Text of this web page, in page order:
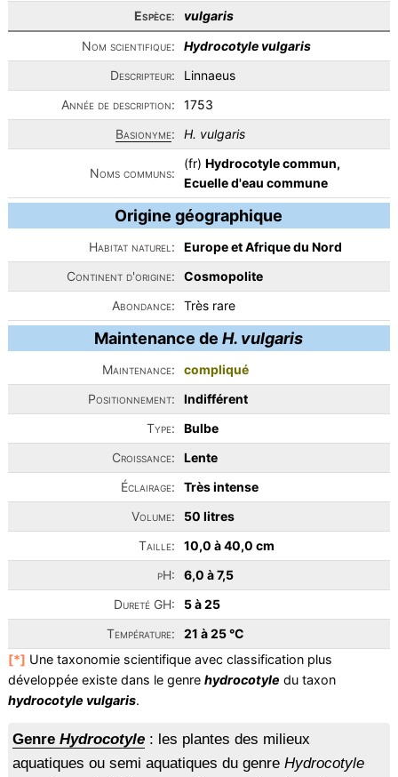
Espèce:
vulgaris
Nom scientifique:
Hydrocotyle vulgaris
Descripteur:
Linnaeus
Année de description:
1753
Basionyme: H. vulgaris
Noms communs:
(fr) Hydrocotyle commun,
Ecuelle d'eau commune
Origine géographique
Habitat naturel:
Europe et Afrique du Nord
Continent d'origine:
Cosmopolite
Abondance:
Très rare
Maintenance deH. vulgaris
Maintenance:
compliqué
Positionnement:
Indifférent
Type:
Bulbe
Croissance:
Lente
Éclairage:
Très intense
Volume:
50 litres
Taille:
10,0 à 40,0 cm
pH:
6,0 à 7,5
Dureté GH:
5 à 25
Température:
21 à 25 °C
[*] Une taxonomie scientifique avec classification plus
développée existe dans le genre hydrocotyle du taxon
hydrocotyle vulgaris.
Genre Hydrocotyle: les plantes des milieux
aquatiques ou semi aquatiques du genre Hydrocotyle